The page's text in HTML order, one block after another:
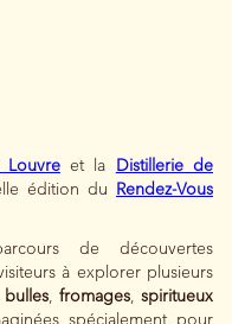
Louvreet la Distillerie de
édition du Rendez-Vous
de découvertes
à explorer plusieurs
bulles, fromages,spiritueux
spécialement pour